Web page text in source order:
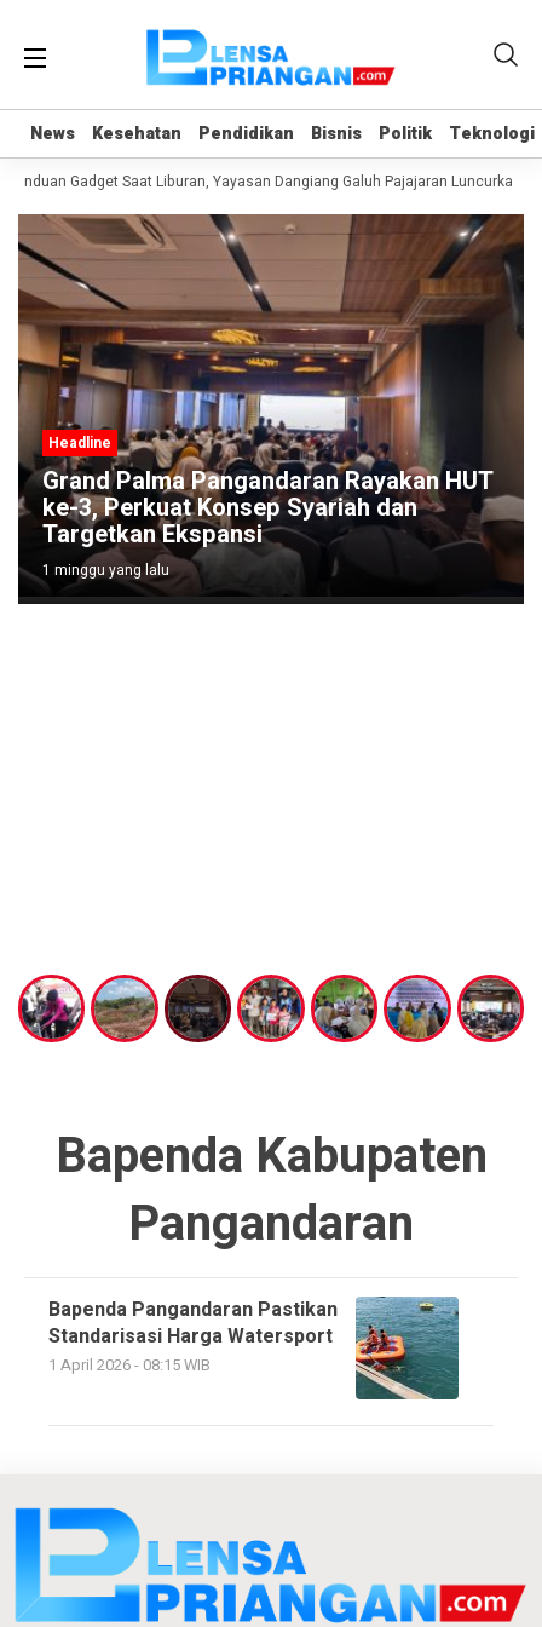
News Kesehatan Pendidikan Bisnis Politik Teknologi
News Kesehatan Pendidikan Bisnis Politik Teknologi
Gadget Saat Liburan, Yayasan Dangiang Galuh Pajajaran Luncurkan
Headline
Grand Palma Pangandaran Rayakan HUT
ke-3, Perkuat Konsep Syariah dan
Targetkan Ekspansi
1 minggu yang lalu
Bapenda Kabupaten
Pangandaran
Bapenda Pangandaran Pastikan
Standarisasi Harga Watersport
1 April 2026 - 08:15 WIB